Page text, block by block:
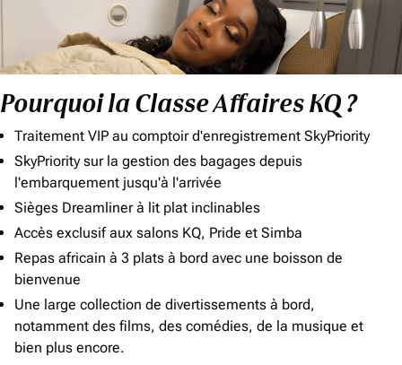
Pourquoi la Classe Affaires KQ ?
Traitement VIP au comptoir d'enregistrement SkyPriority
SkyPriority sur la gestion des bagages depuis
l'embarquement jusqu'à l'arrivée
Sièges Dreamliner à lit plat inclinables
Accès exclusif aux salons KQ, Pride et Simba
Repas africain à 3 plats à bord avec une boisson de
bienvenue
Une large collection de divertissements à bord,
notamment des films, des comédies, de la musique et
bien plus encore.